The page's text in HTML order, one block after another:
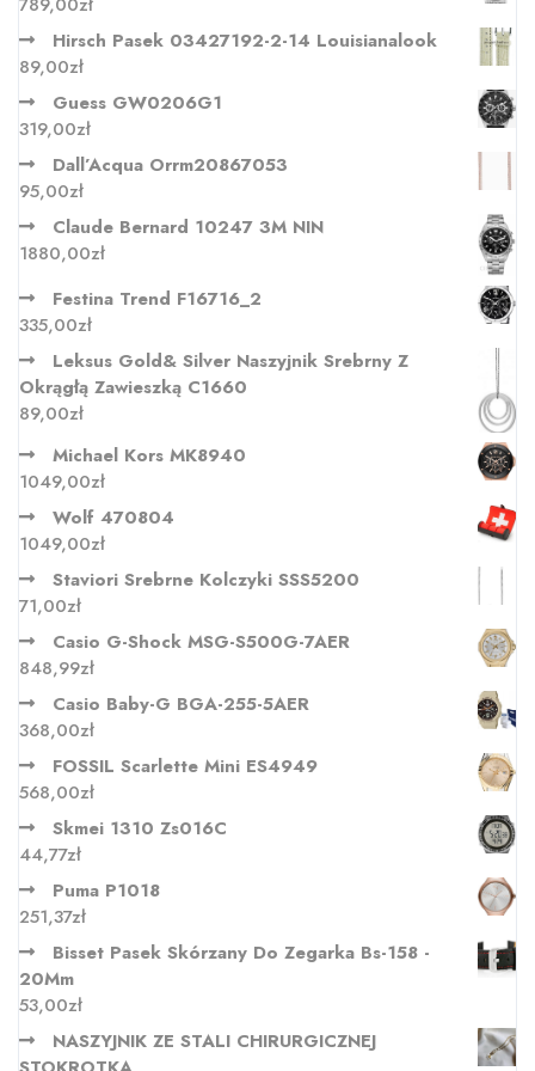
Hirsch Pasek 03427192-2-14 Louisianalook
89,00zł
Guess GW0206G1
319,00zł
Dall’Acqua Orrm20867053
95,00zł
Claude Bernard 10247 3M NIN
1880,00zł
Festina Trend F16716_2
335,00zł
Leksus Gold& Silver Naszyjnik Srebrny Z
Okrągłą Zawieszką C1660
89,00zł
Michael Kors MK8940
1049,00zł
Wolf 470804
1049,00zł
Staviori Srebrne Kolczyki SSS5200
71,00zł
Casio G-Shock MSG-S500G-7AER
848,99zł
Casio Baby-G BGA-255-5AER
368,00zł
FOSSIL Scarlette Mini ES4949
568,00zł
Skmei 1310 Zs016C
44,77zł
Puma P1018
251,37zł
Bisset Pasek Skórzany Do Zegarka Bs-158 -
20Mm
53,00zł
NASZYJNIK ZE STALI CHIRURGICZNEJ